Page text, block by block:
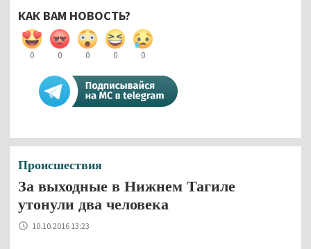
КАК ВАМ НОВОСТЬ?
0 0 0 0 0
Происшествия
За выходные в Нижнем Тагиле
утонули два человека
10.10.2016 13:23